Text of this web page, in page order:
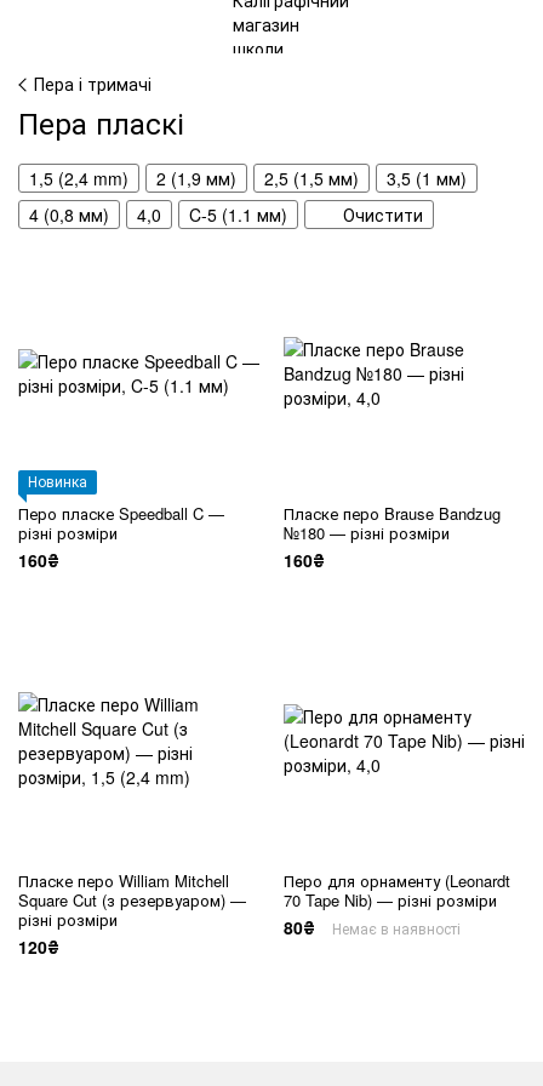
Пера і тримачі
Пера пласкі
1,5 (2,4 mm) 2 (1,9 мм) 2,5 (1,5 мм)
3,5 (1 мм)
4 (0,8 мм)
4,0 C-5 (1.1 мм) Очистити
Новинка
Перо пласке Speedball C —
різні розміри
160₴
Пласке перо Brause Bandzug
№180 — різні розміри
160₴
Пласке перо William Mitchell
Square Cut (з резервуаром) —
різні розміри
120₴
Перо для орнаменту (Leonardt
70 Tape Nib) — різні розміри
80₴ Немає в наявності